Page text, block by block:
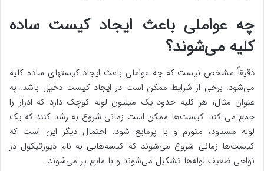
چه عواملی باعث ایجاد کیست ساده
کلیه می‌شوند؟
دقیقاً مشخص نیست که چه عواملی باعث ایجاد کیست‎های ساده کلیه
می‌شود. برخی از شرایط ممکن است در ایجاد کیست دخیل باشد. به
عنوان مثال، هر کلیه حدود یک میلیون لوله کوچک دارد که ادرار را
جمع می کند. کیست‌ها ممکن است زمانی شروع به رشد کنند که یک
لوله مسدود، متورم و با پرمایع شود. احتمال دیگر این است که
کیست‌ها زمانی شروع می‌شوند که کیسه‌هایی به نام دیورتیکول در
نواحی ضعیف لوله‌ها تشکیل می‌شوند و با مایع پر می‌شوند.